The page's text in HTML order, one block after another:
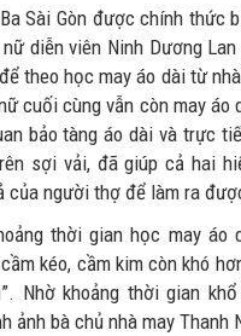
Sài Gòn được chính thức
diễn viên Ninh Dương
theo học may áo dài từ
cuối cùng vẫn còn may áo
bảo tàng áo dài và trực
sợi vải, đã giúp cả hai
của người thợ để làm ra
thời gian học may áo
kéo, cầm kim còn khó
Nhờ khoảng thời gian
ảnh bà chủ nhà may Thanh